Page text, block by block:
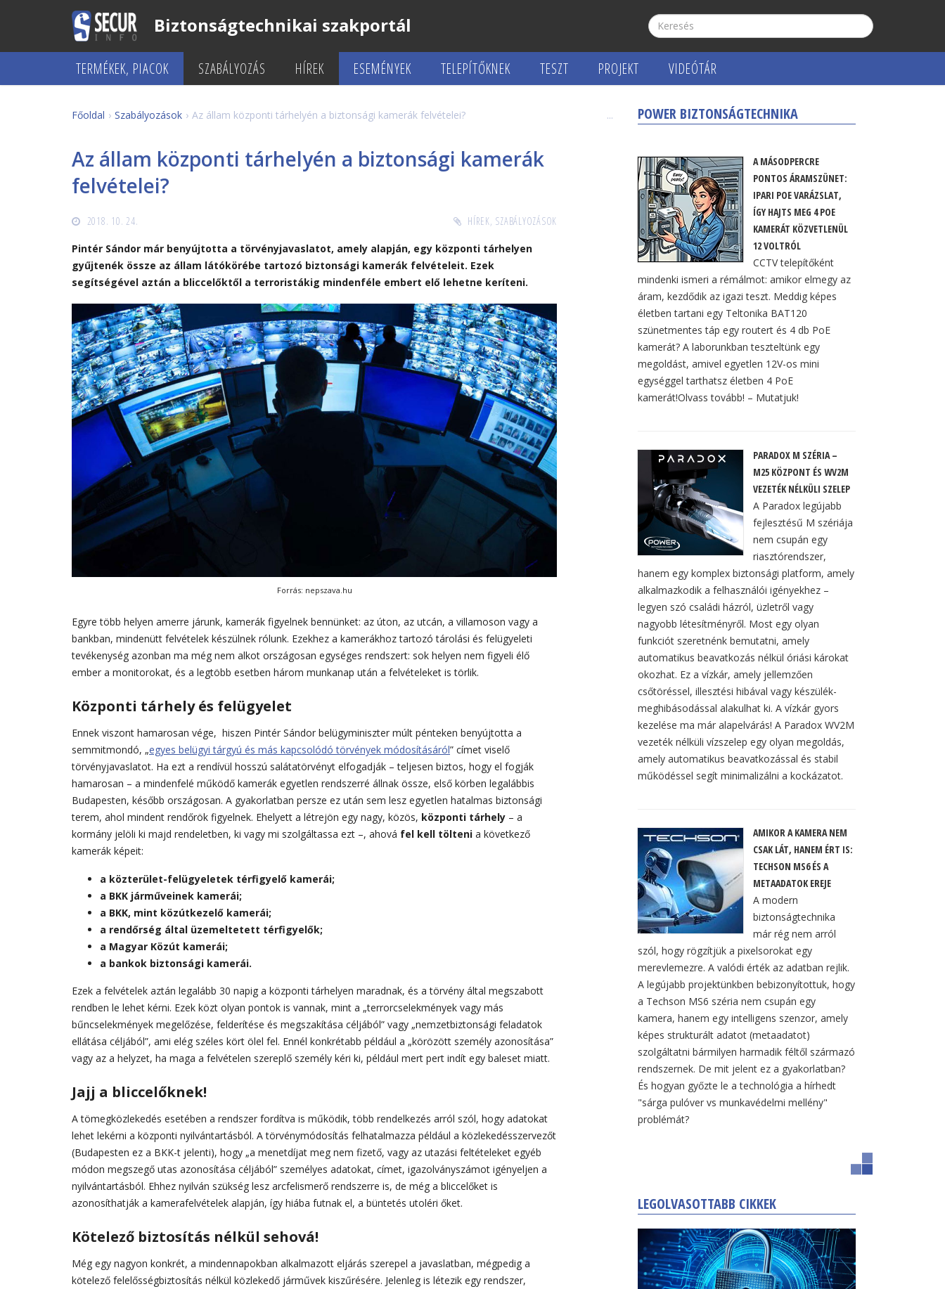
Biztonságtechnikai szakportál
TERMÉKEK, PIACOK SZABÁLYOZÁS HÍREK ESEMÉNYEK TELEPÍTŐKNEK TESZT PROJEKT VIDEÓTÁR
Főoldal Szabályozások Az állam központi tárhelyén a biztonsági kamerák felvételei?
Az állam központi tárhelyén a biztonsági kamerák
felvételei?
2018. 10. 24. HÍREK, SZABÁLYOZÁSOK
Pintér Sándor már benyújtotta a törvényjavaslatot, amely alapján, egy központi tárhelyen
gyűjtenék össze az állam látókörébe tartozó biztonsági kamerák felvételeit. Ezek
segítségével aztán a bliccelőktől a terroristákig mindenféle embert elő lehetne keríteni.
Forrás: nepszava.hu
Egyre több helyen amerre járunk, kamerák figyelnek bennünket: az úton, az utcán, a villamoson vagy a
bankban, mindenütt felvételek készülnek rólunk. Ezekhez a kamerákhoz tartozó tárolási és felügyeleti
tevékenység azonban ma még nem alkot országosan egységes rendszert: sok helyen nem figyeli élő
ember a monitorokat, és a legtöbb esetben három munkanap után a felvételeket is törlik.
Központi tárhely és felügyelet
Ennek viszont hamarosan vége, hiszen Pintér Sándor belügyminiszter múlt pénteken benyújtotta a
semmitmondó, „egyes belügyi tárgyú és más kapcsolódó törvények módosításáról” címet viselő
törvényjavaslatot. Ha ezt a rendívül hosszú salátatörvényt elfogadják – teljesen biztos, hogy el fogják
hamarosan – a mindenfelé működő kamerák egyetlen rendszerré állnak össze, első körben legalábbis
Budapesten, később országosan. A gyakorlatban persze ez után sem lesz egyetlen hatalmas biztonsági
terem, ahol mindent rendőrök figyelnek. Ehelyett a létrejön egy nagy, közös, központi tárhely – a
kormány jelöli ki majd rendeletben, ki vagy mi szolgáltassa ezt –, ahová fel kell tölteni a következő
kamerák képeit:
a közterület-felügyeletek térfigyelő kamerái;
a BKK járműveinek kamerái;
a BKK, mint közútkezelő kamerái;
a rendőrség által üzemeltetett térfigyelők;
a Magyar Közút kamerái;
a bankok biztonsági kamerái.
Ezek a felvételek aztán legalább 30 napig a központi tárhelyen maradnak, és a törvény által megszabott
rendben le lehet kérni. Ezek közt olyan pontok is vannak, mint a „terrorcselekmények vagy más
bűncselekmények megelőzése, felderítése és megszakítása céljából” vagy „nemzetbiztonsági feladatok
ellátása céljából”, ami elég széles kört ölel fel. Ennél konkrétabb például a „körözött személy azonosítása”
vagy az a helyzet, ha maga a felvételen szereplő személy kéri ki, például mert pert indít egy baleset miatt.
Jajj a bliccelőknek!
A tömegközlekedés esetében a rendszer fordítva is működik, több rendelkezés arról szól, hogy adatokat
lehet lekérni a központi nyilvántartásból. A törvénymódosítás felhatalmazza például a közlekedésszervezőt
(Budapesten ez a BKK-t jelenti), hogy „a menetdíjat meg nem fizető, vagy az utazási feltételeket egyéb
módon megszegő utas azonosítása céljából” személyes adatokat, címet, igazolványszámot igényeljen a
nyilvántartásból. Ehhez nyilván szükség lesz arcfelismerő rendszerre is, de még a bliccelőket is
azonosíthatják a kamerafelvételek alapján, így hiába futnak el, a büntetés utoléri őket.
Kötelező biztosítás nélkül sehová!
Még egy nagyon konkrét, a mindennapokban alkalmazott eljárás szerepel a javaslatban, mégpedig a
kötelező felelősségbiztosítás nélkül közlekedő járművek kiszűrésére. Jelenleg is létezik egy rendszer,
POWER BIZTONSÁGTECHNIKA
A MÁSODPERCRE
PONTOS ÁRAMSZÜNET:
IPARI POE VARÁZSLAT,
ÍGY HAJTS MEG 4 POE
KAMERÁT KÖZVETLENÜL
12 VOLTRÓL
CCTV telepítőként
mindenki ismeri a rémálmot: amikor elmegy az
áram, kezdődik az igazi teszt. Meddig képes
életben tartani egy Teltonika BAT120
szünetmentes táp egy routert és 4 db PoE
kamerát? A laborunkban teszteltünk egy
megoldást, amivel egyetlen 12V-os mini
egységgel tarthatsz életben 4 PoE
kamerát!Olvass tovább! – Mutatjuk!
PARADOX M SZÉRIA –
M25 KÖZPONT ÉS WV2M
VEZETÉK NÉLKÜLI SZELEP
A Paradox legújabb
fejlesztésű M szériája
nem csupán egy
riasztórendszer,
hanem egy komplex biztonsági platform, amely
alkalmazkodik a felhasználói igényekhez –
legyen szó családi házról, üzletről vagy
nagyobb létesítményről. Most egy olyan
funkciót szeretnénk bemutatni, amely
automatikus beavatkozás nélkül óriási károkat
okozhat. Ez a vízkár, amely jellemzően
csőtöréssel, illesztési hibával vagy készülék-
meghibásodással alakulhat ki. A vízkár gyors
kezelése ma már alapelvárás! A Paradox WV2M
vezeték nélküli vízszelep egy olyan megoldás,
amely automatikus beavatkozással és stabil
működéssel segít minimalizálni a kockázatot.
AMIKOR A KAMERA NEM
CSAK LÁT, HANEM ÉRT IS:
TECHSON MS6 ÉS A
METAADATOK EREJE
A modern
biztonságtechnika
már rég nem arról
szól, hogy rögzítjük a pixelsorokat egy
merevlemezre. A valódi érték az adatban rejlik.
A legújabb projektünkben bebizonyítottuk, hogy
a Techson MS6 széria nem csupán egy
kamera, hanem egy intelligens szenzor, amely
képes strukturált adatot (metaadatot)
szolgáltatni bármilyen harmadik féltől származó
rendszernek. De mit jelent ez a gyakorlatban?
És hogyan győzte le a technológia a hírhedt
"sárga pulóver vs munkavédelmi mellény"
problémát?
LEGOLVASOTTABB CIKKEK